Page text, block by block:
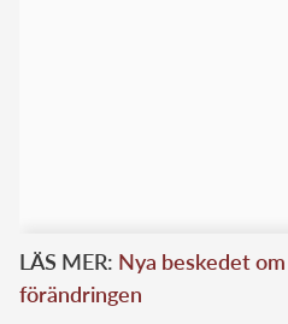
LÄS MER: Nya beskedet
förändringen